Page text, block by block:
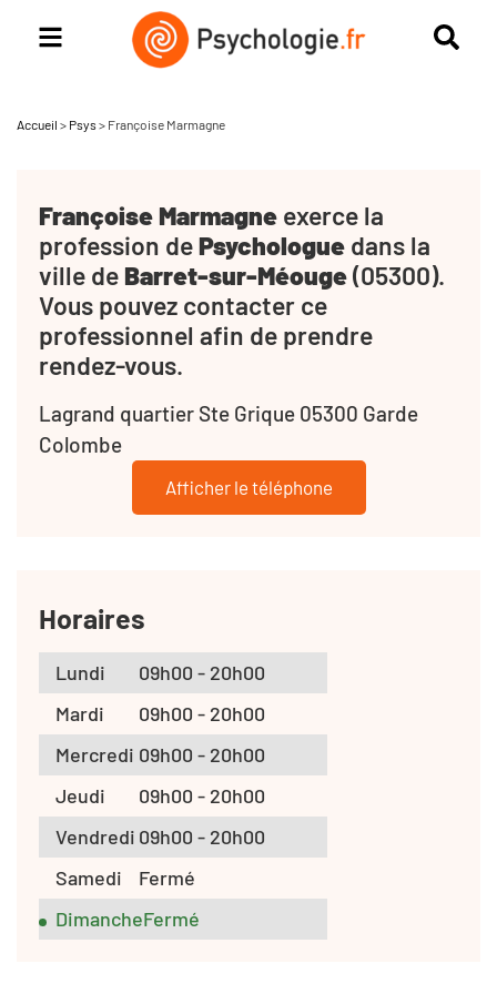
Accueil > Psys > Françoise Marmagne
Françoise Marmagne exerce la
profession dePsychologue dans la
ville de Barret-sur-Méouge(05300).
Vous pouvez contacter ce
professionnel afin de prendre
rendez-vous.
Lagrand quartier Ste Grique 05300 Garde
Colombe
Afficher le téléphone
Horaires
Lundi
09h00 - 20h00
Mardi
09h00 - 20h00
Mercredi 09h00 - 20h00
Jeudi
09h00 - 20h00
Vendredi 09h00 - 20h00
Samedi
Fermé
DimancheFermé